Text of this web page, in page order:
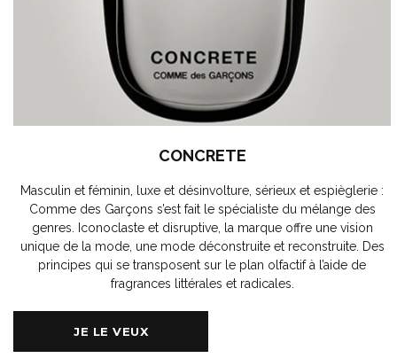
CONCRETE
Masculin et féminin, luxe et désinvolture, sérieux et espièglerie :
Comme des Garçons s’est fait le spécialiste du mélange des
genres. Iconoclaste et disruptive, la marque offre une vision
unique de la mode, une mode déconstruite et reconstruite. Des
principes qui se transposent sur le plan olfactif à l’aide de
fragrances littérales et radicales.
JE LE VEUX